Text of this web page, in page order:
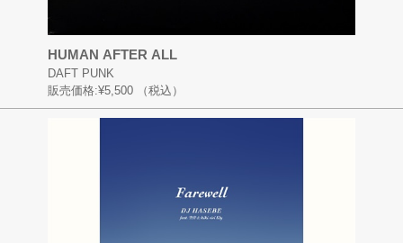
HUMAN AFTER ALL
DAFT PUNK
販売価格:¥5,500 （税込）